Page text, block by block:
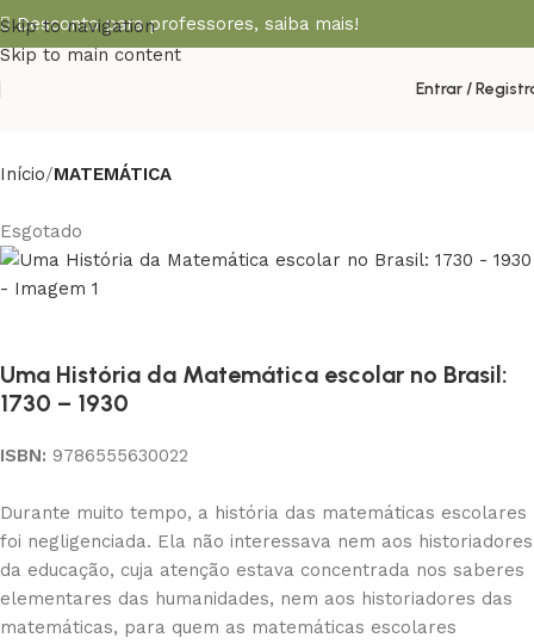
Skip to navigation
Skip to main content
Desconto para professores, saiba mais!
Entrar /
Início MATEMÁTICA
Esgotado
Uma História da Matemática escolar no Brasil:
1730 – 1930
ISBN: 9786555630022
Durante muito tempo, a história das matemáticas escolares
foi negligenciada. Ela não interessava nem aos historiadores
da educação, cuja atenção estava concentrada nos saberes
elementares das humanidades, nem aos historiadores das
matemáticas, para quem as matemáticas escolares